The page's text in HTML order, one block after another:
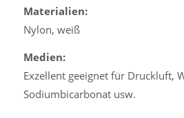
Materialien:
Nylon, weiß
Medien:
Exzellent geeignet für Druckluft,
Sodiumbicarbonat usw.